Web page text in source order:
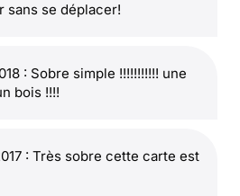
sans se déplacer!
: Sobre simple !!!!!!!!!!! une
bois !!!!
: Très sobre cette carte est